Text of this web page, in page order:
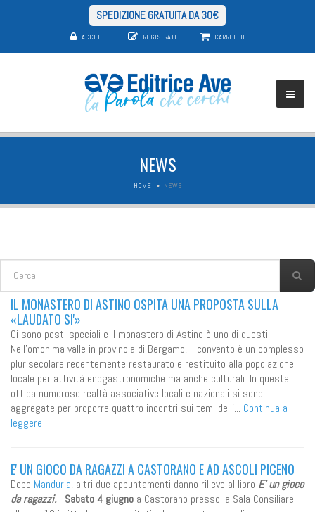
SPEDIZIONE GRATUITA DA 30€
ACCEDI REGISTRATI CARRELLO
NEWS
HOME NEWS
FORM DI RICERCA
IL MONASTERO DI ASTINO OSPITA UNA PROPOSTA SULLA
«LAUDATO SI'»
Ci sono posti speciali e il monastero di Astino è uno di questi.
Nell'omonima valle in provincia di Bergamo, il convento è un complesso
plurisecolare recentemente restaurato e restituito alla popolazione
locale per attività enogastronomiche ma anche culturali. In questa
ottica numerose realtà associative locali e nazionali si sono
aggregate per proporre quattro incontri sui temi dell'... Continua a
leggere
E' UN GIOCO DA RAGAZZI A CASTORANO E AD ASCOLI PICENO
Dopo Manduria, altri due appuntamenti danno rilievo al libro E' un gioco
da ragazzi.
Sabato 4 giugno a Castorano presso la Sala Consiliare